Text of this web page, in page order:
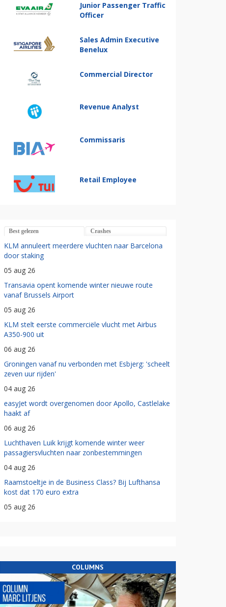
Junior Passenger Traffic
Officer
Sales Admin Executive
Benelux
Commercial Director
Revenue Analyst
Commissaris
Retail Employee
Best gelezen Crashes
KLM annuleert meerdere vluchten naar Barcelona
door staking
05 aug 26
Transavia opent komende winter nieuwe route
vanaf Brussels Airport
05 aug 26
KLM stelt eerste commerciële vlucht met Airbus
A350-900 uit
06 aug 26
Groningen vanaf nu verbonden met Esbjerg: 'scheelt
zeven uur rijden'
04 aug 26
easyJet wordt overgenomen door Apollo, Castlelake
haakt af
06 aug 26
Luchthaven Luik krijgt komende winter weer
passagiersvluchten naar zonbestemmingen
04 aug 26
Raamstoeltje in de Business Class? Bij Lufthansa
kost dat 170 euro extra
05 aug 26
COLUMNS